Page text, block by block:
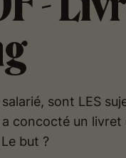
sont LES
concocté un livret
but ?